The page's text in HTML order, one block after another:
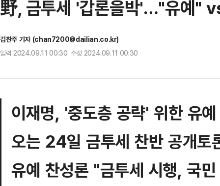
野, 금투세 '갑론을박'…"유예"
김찬주 기자 (chan7200@dailian.co.kr)
입력 2024.09.11 00:30 수정 2024.09.11 00:30
이재명, '중도층 공략' 위한 유
오는 24일 금투세 찬반 공개토
유예 찬성론 "금투세 시행, 국